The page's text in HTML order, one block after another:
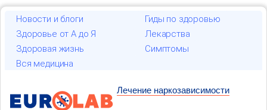
Новости и блоги
Гиды по здоровью
Здоровье от А до Я
Лекарства
Здоровая жизнь
Симптомы
Вся медицина
Лечение наркозависимости